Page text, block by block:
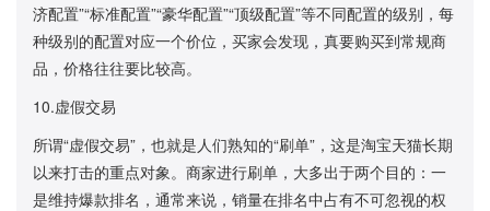
济配置”“标准配置”“豪华配置”“顶级配置”等不同配置的级别，每
种级别的配置对应一个价位，买家会发现，真要购买到常规商
品，价格往往要比较高。
10.虚假交易
所谓“虚假交易”，也就是人们熟知的“刷单”，这是淘宝天猫长期
以来打击的重点对象。商家进行刷单，大多出于两个目的：一
是维持爆款排名，通常来说，销量在排名中占有不可忽视的权